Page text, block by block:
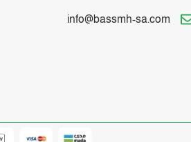
info@bassmh-sa.com